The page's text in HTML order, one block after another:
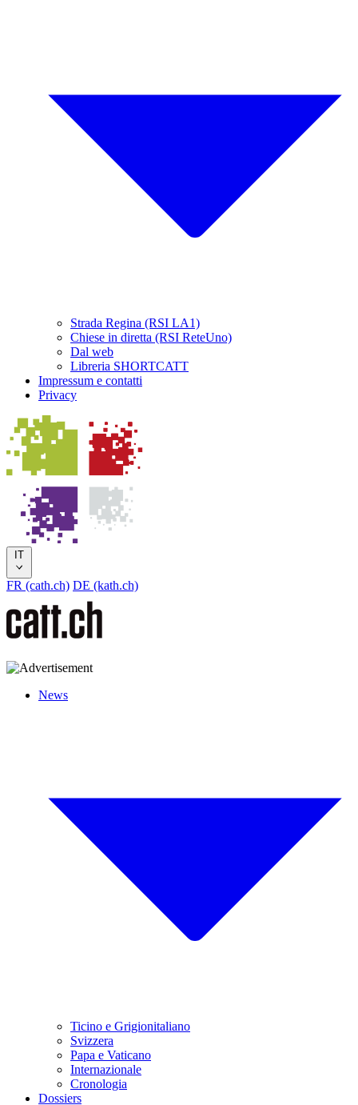
Strada Regina (RSI LA1)
Chiese in diretta (RSI ReteUno)
Dal web
Libreria SHORTCATT
Impressum e contatti
Privacy
IT
FR (cath.ch) DE (kath.ch)
News
Ticino e Grigionitaliano
Svizzera
Papa e Vaticano
Internazionale
Cronologia
Dossiers